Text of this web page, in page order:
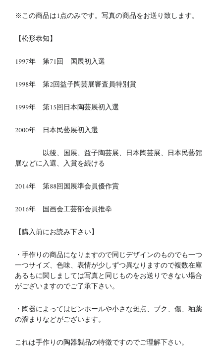
※この商品は1点のみです。写真の商品をお送り致します。
【松形恭知】
1997年 第71回 国展初入選
1998年 第2回益子陶芸展審査員特別賞
1999年 第15回日本陶芸展初入選
2000年 日本民藝展初入選
以後、国展、益子陶芸展、日本陶芸展、日本民藝館
展などに入選、入賞を続ける
2014年 第88回国展準会員優作賞
2016年 国画会工芸部会員推拳
【購入前にお読み下さい】
・手作りの商品になりますので同じデザインのものでも一つ
一つサイズ、色味、表情が少しずつ異なりますので複数在庫
あるもに関しましては写真と同じものをお送りできない場合
がございますのでご了承下さい。
・陶器によってはピンホールや小さな斑点、ブク、傷、釉薬
の溜まりなどがございます。
これは手作りの陶器製品の特徴ですのでご理解下さい。